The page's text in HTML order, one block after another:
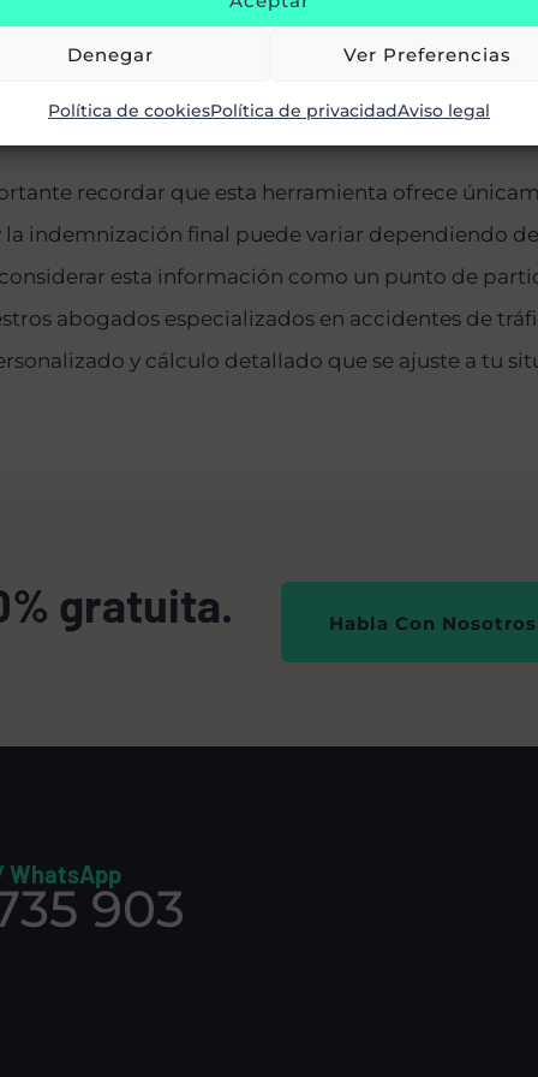
Denegar Ver Preferencias
Política de cookiesPolítica de privacidadAviso legal
recordar que esta herramienta ofrece
la indemnización final puede variar dependiendo
esta información como un punto de
abogados especializados en accidentes de
y cálculo detallado que se ajuste a tu
gratuita. Habla Con Nosotros
WhatsApp
903